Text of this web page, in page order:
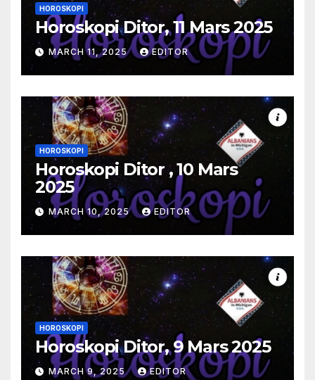
HOROSKOPI
Horoskopi Ditor, 11 Mars 2025
MARCH 11, 2025 EDITOR
HOROSKOPI
Horoskopi Ditor , 10 Mars
2025
MARCH 10, 2025 EDITOR
HOROSKOPI
Horoskopi Ditor, 9 Mars 2025
MARCH 9, 2025 EDITOR